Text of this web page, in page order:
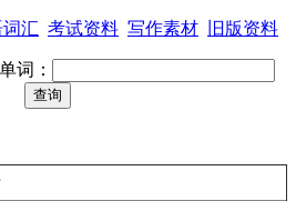
汇 考试资料 写作素材 旧版资料
词：